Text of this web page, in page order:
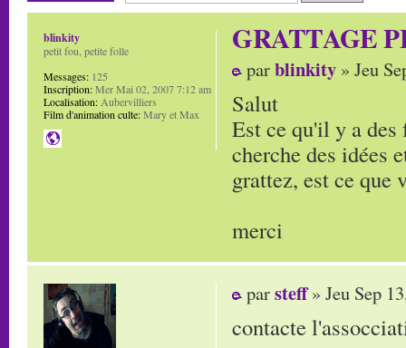
GRATTAGE
parblinkity » Jeu
Salut
Est ce qu'il y a
cherche des idées
grattez, est ce que
merci
blinkity
petit fou, petite folle
Messages: 125
Inscription:Mer Mai 02, 2007 7:12 am
Localisation: Aubervilliers
Film d'animation culte:Mary et Max
parsteff» Jeu Sep
contacte